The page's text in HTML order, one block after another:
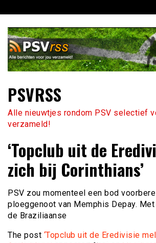
naar
inhoud
PSVRSS
Alle nieuwtjes rondom PSV selectief
verzameld!
‘Topclub uit de
zich bij Corinthians’
PSV zou momenteel een bod
ploeggenoot van Memphis Depay.
de Braziliaanse
The post ‘Topclub uit de Eredivisie